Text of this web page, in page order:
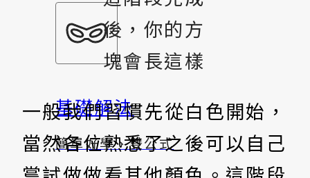
基礎解法
簡單好學、雙公式
後，你的方
塊會長這樣
一般我們習慣先從白色開始，
當然各位熟悉了之後可以自己